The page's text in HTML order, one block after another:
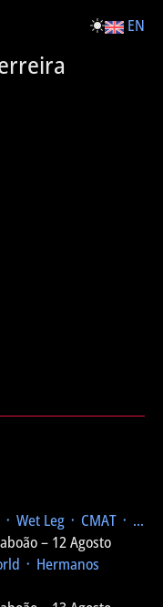
EN
Wet Leg ᛫ CMAT ᛫ ...
– 12 Agosto
᛫ Hermanos